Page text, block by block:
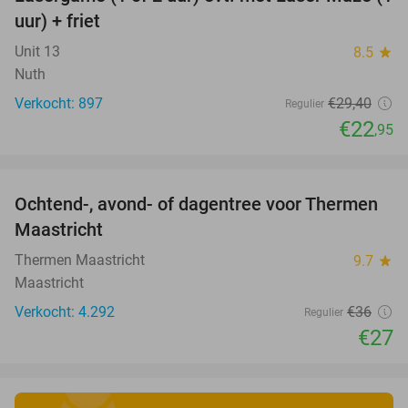
uur) + friet
Unit 13 8.5 star
Nuth
Verkocht: 897
Regulier €29,40
€22,95
25%
Ochtend-, avond- of dagentree voor Thermen
Maastricht
Thermen Maastricht 9.7 star
Maastricht
Verkocht: 4.292
Regulier €36
€27